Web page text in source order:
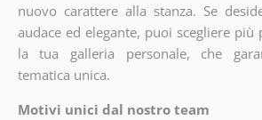
nuovo carattere alla stanza. Se
audace ed elegante, puoi scegliere più
la tua galleria personale, che
tematica unica.
Motivi unici dal nostro team